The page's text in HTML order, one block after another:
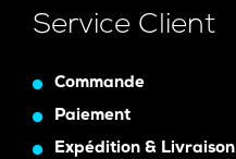
Service Client
Commande
Paiement
Expédition & Livraison